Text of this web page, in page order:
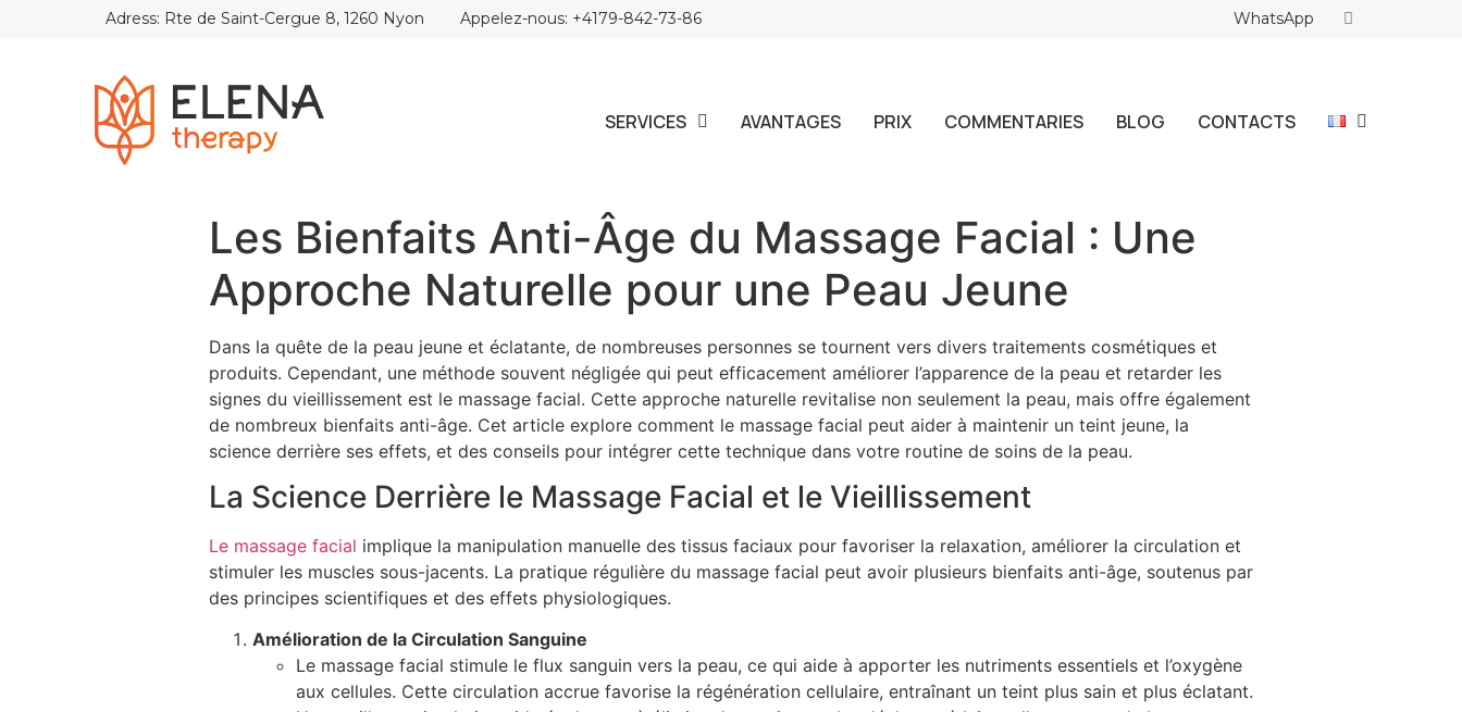
Adress: Rte de Saint-Cergue 8, 1260 Nyon Appelez-nous: +4179-842-73-86 WhatsApp
SERVICES AVANTAGES PRIX COMMENTARIES BLOG CONTACTS
Les Bienfaits Anti-Âge du Massage Facial : Une
Approche Naturelle pour une Peau Jeune
Dans la quête de la peau jeune et éclatante, de nombreuses personnes se tournent vers divers traitements cosmétiques et
produits. Cependant, une méthode souvent négligée qui peut efficacement améliorer l’apparence de la peau et retarder les
signes du vieillissement est le massage facial. Cette approche naturelle revitalise non seulement la peau, mais offre également
de nombreux bienfaits anti-âge. Cet article explore comment le massage facial peut aider à maintenir un teint jeune, la
science derrière ses effets, et des conseils pour intégrer cette technique dans votre routine de soins de la peau.
La Science Derrière le Massage Facial et le Vieillissement
Le massage facial implique la manipulation manuelle des tissus faciaux pour favoriser la relaxation, améliorer la circulation et
stimuler les muscles sous-jacents. La pratique régulière du massage facial peut avoir plusieurs bienfaits anti-âge, soutenus par
des principes scientifiques et des effets physiologiques.
Amélioration de la Circulation Sanguine
Le massage facial stimule le flux sanguin vers la peau, ce qui aide à apporter les nutriments essentiels et l’oxygène
aux cellules. Cette circulation accrue favorise la régénération cellulaire, entraînant un teint plus sain et plus éclatant.